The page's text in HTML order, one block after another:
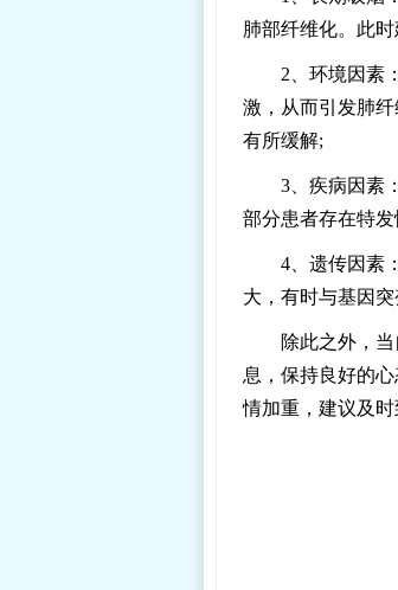
肺部纤维化。此
2、环境因素
激，从而引发肺
有所缓解;
3、疾病因素
部分患者存在特
4、遗传因素
大，有时与基因突
除此之外，
息，保持良好的
情加重，建议及时